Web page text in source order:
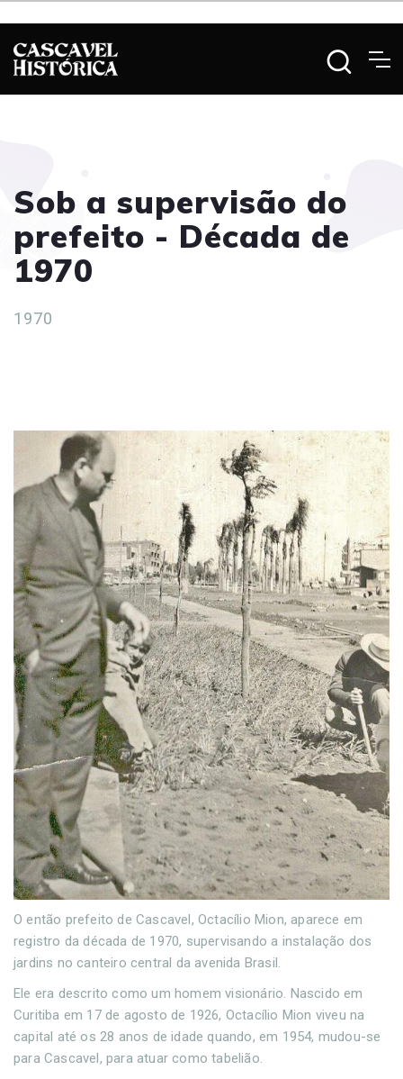
Sob a supervisão do
prefeito - Década de
1970
1970
O então prefeito de Cascavel, Octacílio Mion, aparece em
registro da década de 1970, supervisando a instalação dos
jardins no canteiro central da avenida Brasil.
Ele era descrito como um homem visionário. Nascido em
Curitiba em 17 de agosto de 1926, Octacílio Mion viveu na
capital até os 28 anos de idade quando, em 1954, mudou-se
para Cascavel, para atuar como tabelião.